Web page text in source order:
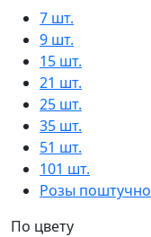
7 шт.
9 шт.
15 шт.
21 шт.
25 шт.
35 шт.
51 шт.
101 шт.
Розы поштучно
По цвету